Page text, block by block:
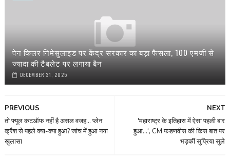
पेन किलर निमेसुलाइड पर केंद्र सरकार का बड़ा फैसला, 100 एमजी से
ज्यादा की टैबलेट पर लगाया बैन
DECEMBER 31, 2025
NEXT
'महाराष्ट्र के इतिहास में ऐसा पहली बार
हुआ...', CM फडणवीस की किस बात पर
भड़कीं सुप्रिया सुले
PREVIOUS
तो फ्यूल कटऑफ नहीं है असल वजह... प्लेन
क्रैश से पहले क्या-क्या हुआ? जांच में हुआ नया
खुलासा